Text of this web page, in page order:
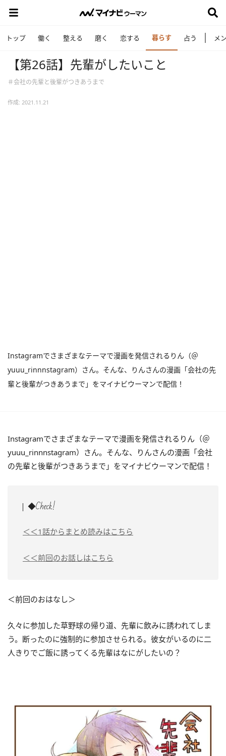
トップ 働く 整える 磨く 恋する 暮らす 占う メ
【第26話】先輩がしたいこと
＃会社の先輩と後輩がつきあうまで
作成: 2021.11.21
Instagramでさまざまなテーマで漫画を発信されるりん（＠
yuuu_rinnnstagram）さん。そんな、りんさんの漫画「会社の先
輩と後輩がつきあうまで」をマイナビウーマンで配信！
Instagramでさまざまなテーマで漫画を発信されるりん（＠
yuuu_rinnnstagram）さん。そんな、りんさんの漫画「会社
の先輩と後輩がつきあうまで」をマイナビウーマンで配信！
◆Check!
＜＜1話からまとめ読みはこちら
＜＜前回のお話しはこちら
＜前回のおはなし＞
久々に参加した草野球の帰り道、先輩に飲みに誘われてしま
う。断ったのに強制的に参加させられる。彼女がいるのに二
人きりでご飯に誘ってくる先輩はなにがしたいの？